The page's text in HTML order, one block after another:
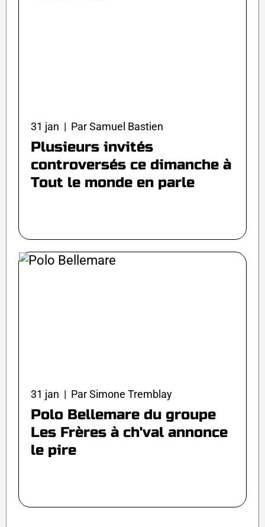
31 jan | Par Samuel Bastien
Plusieurs invités
controversés ce dimanche à
Tout le monde en parle
31 jan | Par Simone Tremblay
Polo Bellemare du groupe
Les Frères à ch'val annonce
le pire